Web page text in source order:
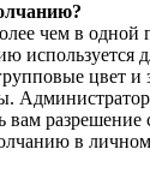
чем в одной
используется
цвет
вам разрешение
в личном